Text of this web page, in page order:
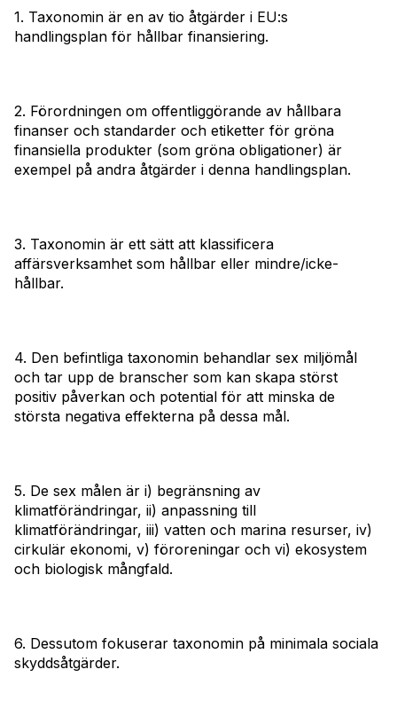
1. Taxonomin är en av tio åtgärder i EU:s
handlingsplan för hållbar finansiering.
2. Förordningen om offentliggörande av hållbara
finanser och standarder och etiketter för gröna
finansiella produkter (som gröna obligationer) är
exempel på andra åtgärder i denna handlingsplan.
3. Taxonomin är ett sätt att klassificera
affärsverksamhet som hållbar eller mindre/icke-
hållbar.
4. Den befintliga taxonomin behandlar sex miljömål
och tar upp de branscher som kan skapa störst
positiv påverkan och potential för att minska de
största negativa effekterna på dessa mål.
5. De sex målen är i) begränsning av
klimatförändringar, ii) anpassning till
klimatförändringar, iii) vatten och marina resurser, iv)
cirkulär ekonomi, v) föroreningar och vi) ekosystem
och biologisk mångfald.
6. Dessutom fokuserar taxonomin på minimala sociala
skyddsåtgärder.